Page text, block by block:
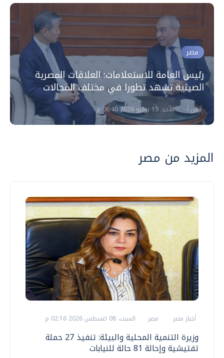
مصر
رئيس العامة للاستعلامات: العلاقات المصرية
الصينية تشهد تطورا في مختلف المجالات
أ ش أ الأحد، 19 يوليو 2026 06:40 م
المزيد من مصر
أخبار مصر مصر السبت، 08 اغسطس 2026 02:16 م
وزيرة التنمية المحلية والبيئة: تنفيذ 27 حملة
تفتيشية وإحالة 81 حالة للنيابات